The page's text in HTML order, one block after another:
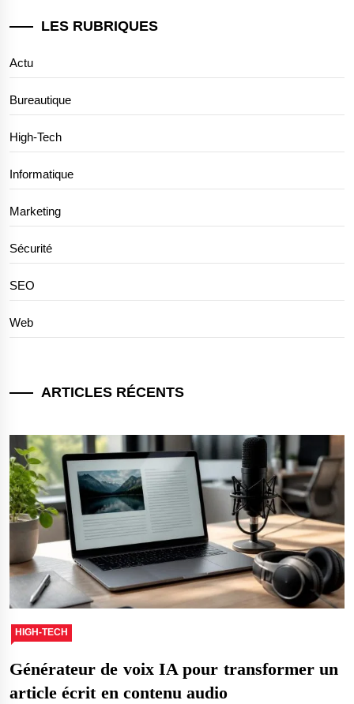
LES RUBRIQUES
Actu
Bureautique
High-Tech
Informatique
Marketing
Sécurité
SEO
Web
ARTICLES RÉCENTS
HIGH-TECH
Générateur de voix IA pour transformer un
article écrit en contenu audio